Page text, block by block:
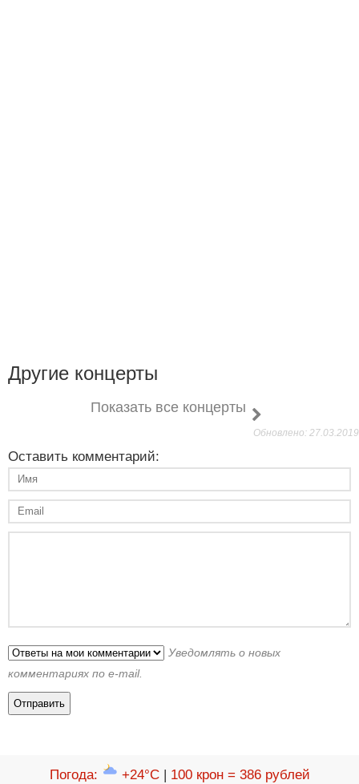
Другие концерты
Показать все концерты
Обновлено: 27.03.2019
Оставить комментарий:
Уведомлять о новых
комментариях по e-mail.
Погода: +24°C| 100 крон = 386 рублей